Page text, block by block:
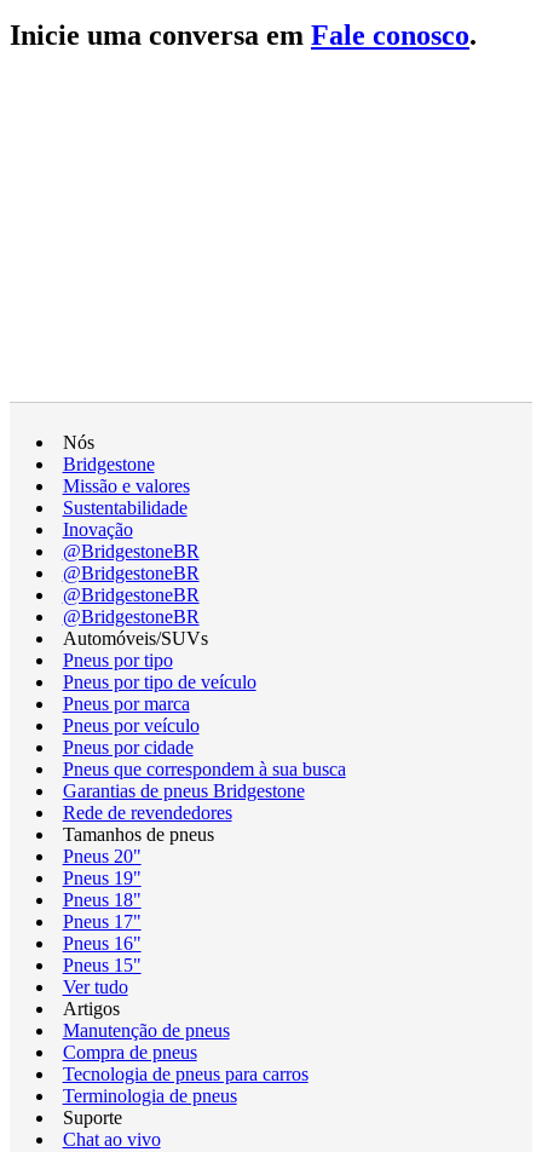
Inicie uma conversa em Fale conosco.
Nós
Bridgestone
Missão e valores
Sustentabilidade
Inovação
@BridgestoneBR
@BridgestoneBR
@BridgestoneBR
@BridgestoneBR
Automóveis/SUVs
Pneus por tipo
Pneus por tipo de veículo
Pneus por marca
Pneus por veículo
Pneus por cidade
Pneus que correspondem à sua busca
Garantias de pneus Bridgestone
Rede de revendedores
Tamanhos de pneus
Pneus 20"
Pneus 19"
Pneus 18"
Pneus 17"
Pneus 16"
Pneus 15"
Ver tudo
Artigos
Manutenção de pneus
Compra de pneus
Tecnologia de pneus para carros
Terminologia de pneus
Suporte
Chat ao vivo